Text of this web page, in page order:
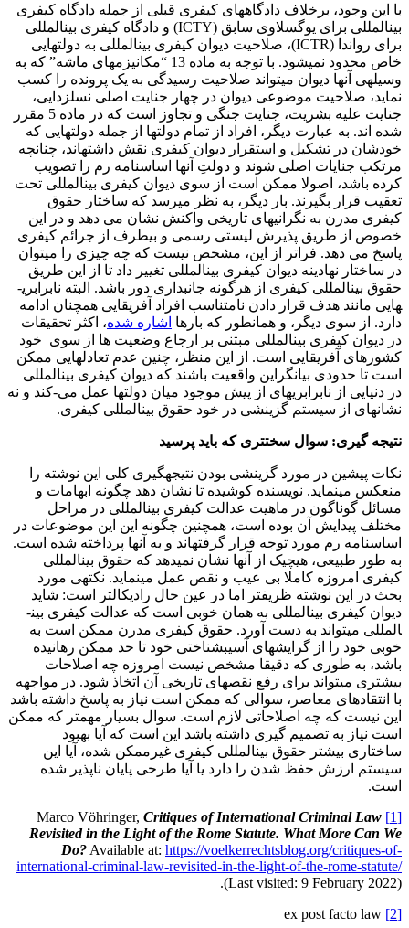
با این وجود، برخلاف دادگاه­های کیفری قبلی از جمله دادگاه کیفری
بین­المللی برای یوگسلاوی سابق (ICTY) و دادگاه کیفری بین­المللی
برای رواندا (ICTR)، صلاحیت دیوان کیفری بین­المللی به دولت­هایی
خاص محدود نمی­شود. با توجه به ماده 13 “مکانیزم­های ماشه” که به
وسیله­ی آنها دیوان می­تواند صلاحیت رسیدگی به یک پرونده را کسب
نماید، صلاحیت موضوعی دیوان در چهار جنایت اصلی نسل­زدایی،
جنایت علیه بشریت، جنایت جنگی و تجاوز است که در ماده 5 مقرر
شده اند. به عبارت دیگر، افراد از تمام دولت­ها از جمله دولت­هایی که
خودشان در تشکیل و استقرار دیوان کیفری نقش داشته­اند، چنانچه
مرتکب جنایات اصلی شوند و دولتِ آنها اساسنامه رم را تصویب
کرده باشد، اصولا ممکن است از سوی دیوان کیفری بین­المللی تحت
تعقیب قرار بگیرند. بار دیگر، به نظر می­رسد که ساختار حقوق
کیفری مدرن به نگرانی­های تاریخی واکنش نشان می دهد و در این
خصوص از طریق پذیرش لیستی رسمی و بی­طرف از جرائم کیفری
پاسخ می دهد. فراتر از این، مشخص نیست که چه چیزی را می­توان
در ساختار نهادینه دیوان کیفری بین­المللی تغییر داد تا از این طریق
حقوق بین­المللی کیفری از هرگونه جانبداری دور باشد. البته نابرابری­
هایی مانند هدف قرار دادن نامتناسب افراد آفریقایی همچنان ادامه
دارد. از سوی دیگر، و همانطور که بارها اشاره شده، اکثر تحقیقات
در دیوان کیفری بین­المللی مبتنی بر ارجاع وضعیت ها از سوی خود
کشورهای آفریقایی است. از این منظر، چنین عدم تعادل­هایی ممکن
است تا حدودی بیانگراین واقعیت باشند که دیوان کیفری بین­المللی
در دنیایی از نابرابری­های از پیش موجود میان دولت­ها عمل می-کند و نه
نشانه­ای از سیستم گزینشی در خود حقوق بین­المللی کیفری.
نتیجه گیری: سوال سخت­تری که باید پرسید
نکات پیشین در مورد گزینشی بودن نتیجه­گیری کلی این نوشته را
منعکس می­نماید. نویسنده کوشیده تا نشان دهد چگونه ابهامات و
مسائل گوناگون در ماهیت عدالت کیفری بین­المللی در مراحل
مختلف پیدایش آن بوده است، همچنین چگونه این این موضوعات در
اساسنامه رم مورد توجه قرار گرفته­اند و به آنها پرداخته شده است.
به طور طبیعی، هیچیک از آنها نشان نمی­دهد که حقوق بین­المللی
کیفری امروزه کاملا بی عیب و نقص عمل می­نماید. نکته­ی مورد
بحث در این نوشته ظریف­تر اما در عین حال رادیکال­تر است: شاید
دیوان کیفری بین­المللی به همان خوبی است که عدالت کیفری بین­
المللی می­تواند به دست آورد. حقوق کیفری مدرن ممکن است به
خوبی خود را از گرایش­های آسیب­شناختی خود تا حد ممکن رهانیده
باشد، به طوری که دقیقا مشخص نیست امروزه چه اصلاحات
بیشتری می­تواند برای رفع نقص­های تاریخی آن اتخاذ شود. در مواجهه
با انتقادهای معاصر، سوالی که ممکن است نیاز به پاسخ داشته باشد
این نیست که چه اصلاحاتی لازم است. سوال بسیار مهم­تر که ممکن
است نیاز به تصمیم گیری داشته باشد این است که آیا بهبود
ساختاری بیشتر حقوق بین­المللی کیفری غیرممکن شده، آیا این
سیستم ارزش حفظ شدن را دارد یا آیا طرحی پایان ناپذیر شده
است.
[1]
Critiques of International Criminal Law
Revisited in the Light of the Rome Statute. What More Can We
Do? Available at: https://voelkerrechtsblog.org/critiques-of-
international-criminal-law-revisited-in-the-light-of-the-rome-statute/
(Last visited: 9 February 2022).
[2]